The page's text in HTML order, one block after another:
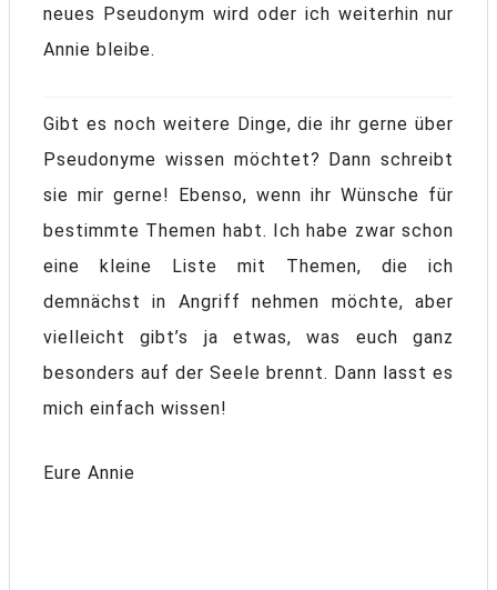
neues Pseudonym wird oder ich weiterhin nur
Annie bleibe.
Gibt es noch weitere Dinge, die ihr gerne über
Pseudonyme wissen möchtet? Dann schreibt
sie mir gerne! Ebenso, wenn ihr Wünsche für
bestimmte Themen habt. Ich habe zwar schon
eine kleine Liste mit Themen, die ich
demnächst in Angriff nehmen möchte, aber
vielleicht gibt’s ja etwas, was euch ganz
besonders auf der Seele brennt. Dann lasst es
mich einfach wissen!
Eure Annie